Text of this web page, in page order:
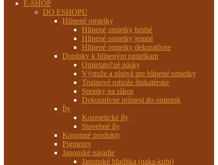
E-SHOP
DO ESHOPU
Hlinené omietky
Hlinené omietky hrubé
Hlinené omietky jemné
Hlinené omietky dekoratívne
Doplnky k hlineným omietkam
Omietateľné pásky
Výstuže a plnivá pre hlinené omietky
Trstinové rohože štukatérske
Sponky na rákos
Dekoratívne prímesi do omietok
Íly
Kozmetické íly
Stavebné íly
Konopné produkty
Pigmenty
Japonské náradie
Japonské hladítka (naka-kubi)